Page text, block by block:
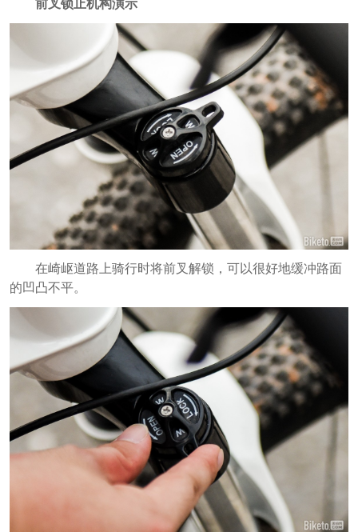
前叉锁止机构演示
在崎岖道路上骑行时将前叉解锁，可以很好地缓冲路面
的凹凸不平。